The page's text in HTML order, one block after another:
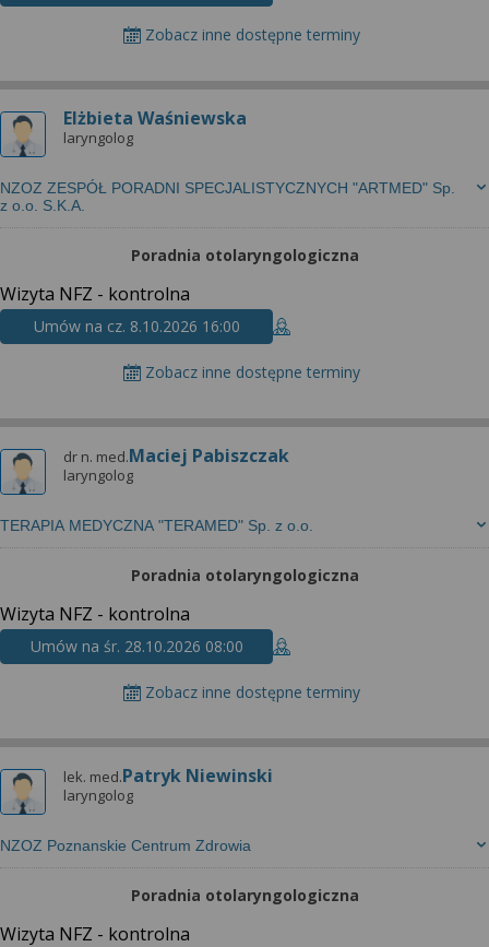
Zobacz inne dostępne terminy
Elżbieta Waśniewska
laryngolog
NZOZ ZESPÓŁ PORADNI SPECJALISTYCZNYCH "ARTMED" Sp.
z o.o. S.K.A.
Poradnia otolaryngologiczna
Wizyta NFZ - kontrolna
Umów na cz. 8.10.2026 16:00
Zobacz inne dostępne terminy
dr n. med.Maciej Pabiszczak
laryngolog
TERAPIA MEDYCZNA "TERAMED" Sp. z o.o.
Poradnia otolaryngologiczna
Wizyta NFZ - kontrolna
Umów na śr. 28.10.2026 08:00
Zobacz inne dostępne terminy
lek. med.Patryk Niewinski
laryngolog
NZOZ Poznanskie Centrum Zdrowia
Poradnia otolaryngologiczna
Wizyta NFZ - kontrolna